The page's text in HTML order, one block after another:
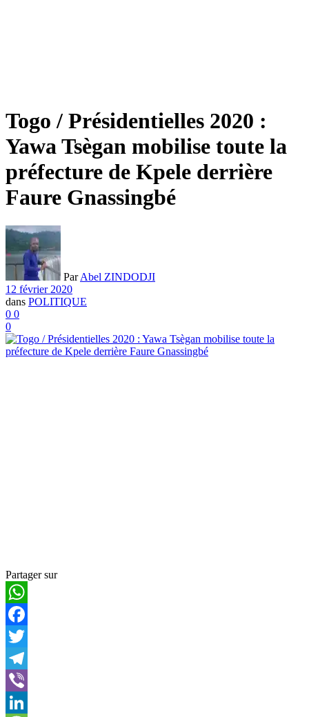
Togo / Présidentielles 2020 :
Yawa Tsègan mobilise toute la
préfecture de Kpele derrière
Faure Gnassingbé
Par Abel ZINDODJI
12 février 2020
dans POLITIQUE
0 0
0
Partager sur
WhatsApp
Facebook
Twitter
Telegram
Viber